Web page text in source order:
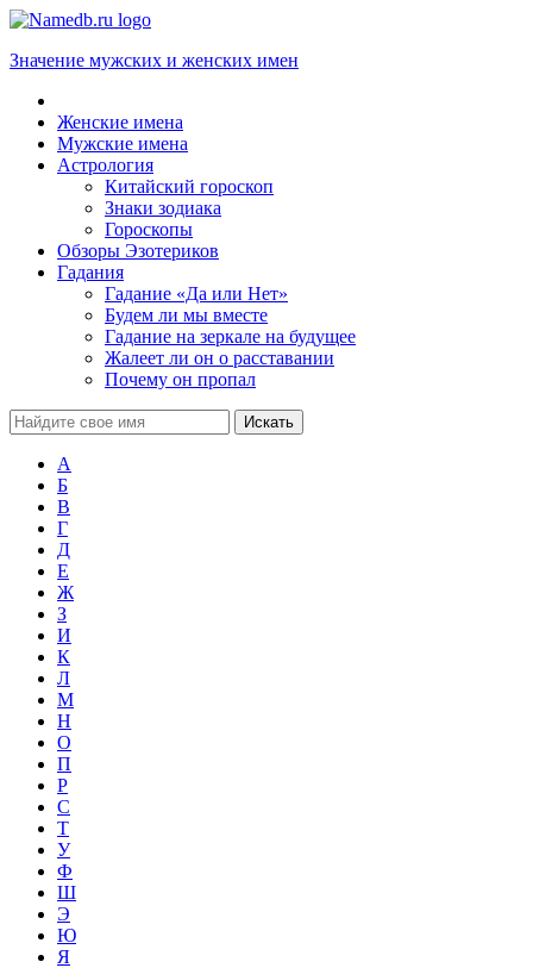
Значение мужских и женских имен
Женские имена
Мужские имена
Астрология
Китайский гороскоп
Знаки зодиака
Гороскопы
Обзоры Эзотериков
Гадания
Гадание «Да или Нет»
Будем ли мы вместе
Гадание на зеркале на будущее
Жалеет ли он о расставании
Почему он пропал
А
Б
В
Г
Д
Е
Ж
З
И
К
Л
М
Н
О
П
Р
С
Т
У
Ф
Ш
Э
Ю
Я